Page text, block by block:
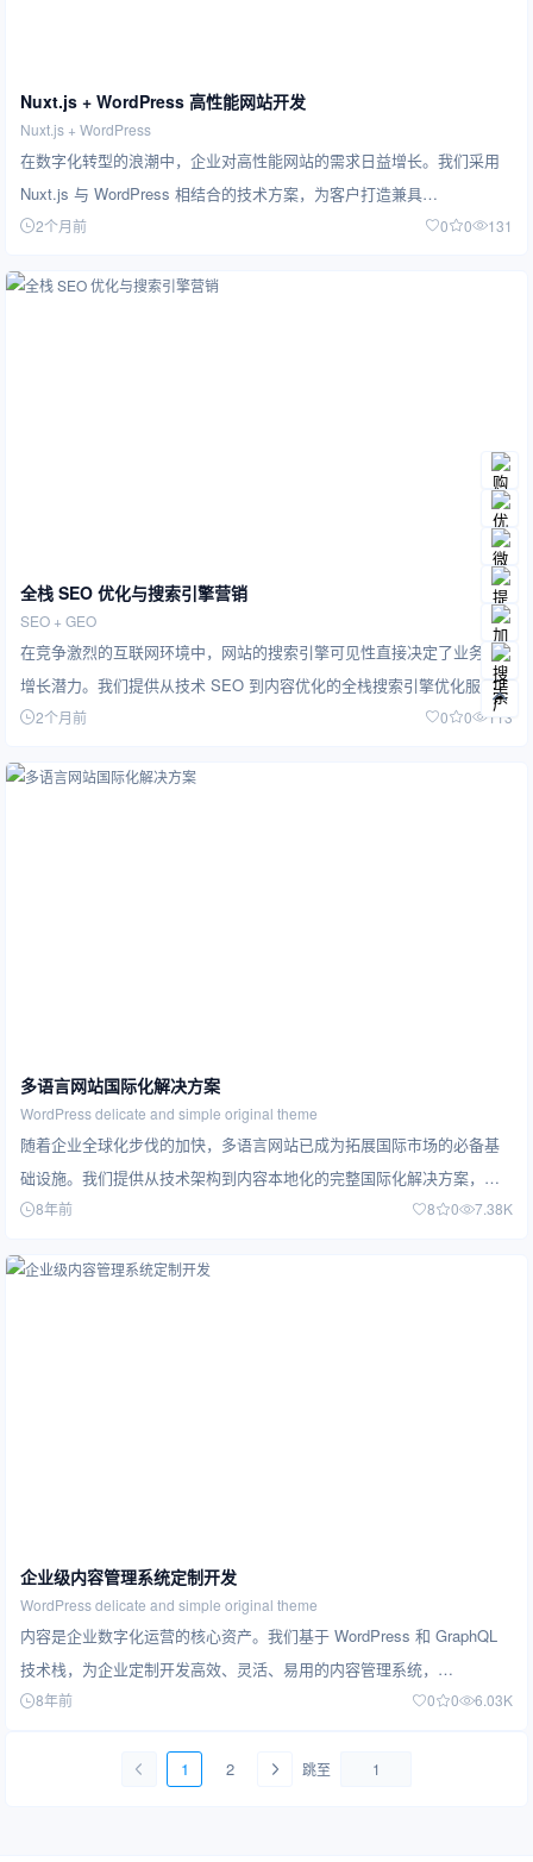
Nuxt.js + WordPress 高性能网站开发
Nuxt.js + WordPress
在数字化转型的浪潮中，企业对高性能网站的需求日益增长。我们采用
Nuxt.js 与 WordPress 相结合的技术方案，为客户打造兼具…
2个月前 0 0 131
全栈 SEO 优化与搜索引擎营销
SEO + GEO
在竞争激烈的互联网环境中，网站的搜索引擎可见性直接决定了业务的
增长潜力。我们提供从技术 SEO 到内容优化的全栈搜索引擎优化服务，
帮助企…
2个月前 0 0 113
多语言网站国际化解决方案
WordPress delicate and simple original theme
随着企业全球化步伐的加快，多语言网站已成为拓展国际市场的必备基
础设施。我们提供从技术架构到内容本地化的完整国际化解决方案，帮
助企业打破语…
8年前 8 0 7.38K
企业级内容管理系统定制开发
WordPress delicate and simple original theme
内容是企业数字化运营的核心资产。我们基于 WordPress 和 GraphQL
技术栈，为企业定制开发高效、灵活、易用的内容管理系统，…
8年前 0 0 6.03K
1 2 跳至